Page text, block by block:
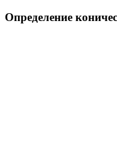
Определение